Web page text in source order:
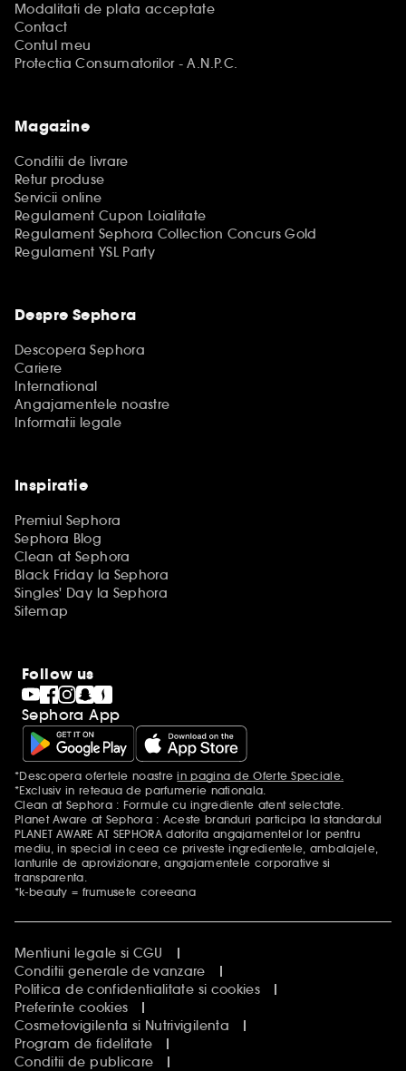
Modalitati de plata acceptate
Contact
Contul meu
Protectia Consumatorilor - A.N.P.C.
Magazine
Conditii de livrare
Retur produse
Servicii online
Regulament Cupon Loialitate
Regulament Sephora Collection Concurs Gold
Regulament YSL Party
Despre Sephora
Descopera Sephora
Cariere
International
Angajamentele noastre
Informatii legale
Inspiratie
Premiul Sephora
Sephora Blog
Clean at Sephora
Black Friday la Sephora
Singles' Day la Sephora
Sitemap
Follow us
Sephora App
Mentiuni aditionale
*Descopera ofertele noastrein pagina de Oferte Speciale.
*Exclusiv in reteaua de parfumerie nationala.
Clean at Sephora : Formule cu ingrediente atent selectate.
Planet Aware at Sephora : Aceste branduri participa la standardul
PLANET AWARE AT SEPHORA datorita angajamentelor lor pentru
mediu, in special in ceea ce priveste ingredientele, ambalajele,
lanturile de aprovizionare, angajamentele corporative si
transparenta.
*k-beauty = frumusete coreeana
Mentiuni legale si CGU
Conditii generale de vanzare
Politica de confidentialitate si cookies
Preferinte cookies
Cosmetovigilenta si Nutrivigilenta
Program de fidelitate
Conditii de publicare